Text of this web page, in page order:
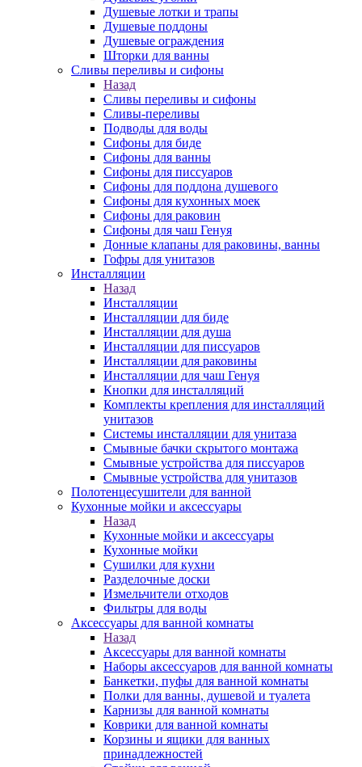
Душевые лотки и трапы
Душевые поддоны
Душевые ограждения
Шторки для ванны
Сливы переливы и сифоны
Назад
Сливы переливы и сифоны
Сливы-переливы
Подводы для воды
Сифоны для биде
Сифоны для ванны
Сифоны для писсуаров
Сифоны для поддона душевого
Сифоны для кухонных моек
Сифоны для раковин
Сифоны для чаш Генуя
Донные клапаны для раковины, ванны
Гофры для унитазов
Инсталляции
Назад
Инсталляции
Инсталляции для биде
Инсталляции для душа
Инсталляции для писсуаров
Инсталляции для раковины
Инсталляции для чаш Генуя
Кнопки для инсталляций
Комплекты крепления для инсталляций
унитазов
Системы инсталляции для унитаза
Смывные бачки скрытого монтажа
Смывные устройства для писсуаров
Смывные устройства для унитазов
Полотенцесушители для ванной
Кухонные мойки и аксессуары
Назад
Кухонные мойки и аксессуары
Кухонные мойки
Сушилки для кухни
Разделочные доски
Измельчители отходов
Фильтры для воды
Аксессуары для ванной комнаты
Назад
Аксессуары для ванной комнаты
Наборы аксессуаров для ванной комнаты
Банкетки, пуфы для ванной комнаты
Полки для ванны, душевой и туалета
Карнизы для ванной комнаты
Коврики для ванной комнаты
Корзины и ящики для ванных
принадлежностей